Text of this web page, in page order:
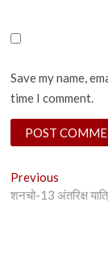
Save my name,
time I comment.
Post
Previous
post:
शनचो-13 अंतरिक्ष